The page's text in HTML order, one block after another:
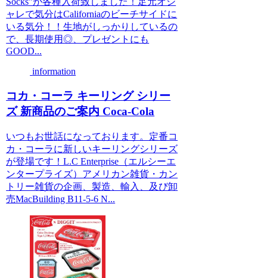
ャレで気分はCaliforniaのビーチサイドに
いる気分！！生地がしっかりしているの
で、長期使用◎、プレゼントにも
GOOD...
information
コカ・コーラ キーリング シリー
ズ 新商品のご案内 Coca-Cola
いつもお世話になっております。定番コ
カ・コーラに新しいキーリングシリーズ
が登場です！L.C Enterprise（エルシーエ
ンタープライズ）アメリカン雑貨・カン
トリー雑貨の企画、製造、輸入、及び卸
売MacBuilding B11-5-6 N...